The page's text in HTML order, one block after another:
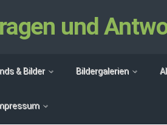
und
& Bilder Bildergalerien